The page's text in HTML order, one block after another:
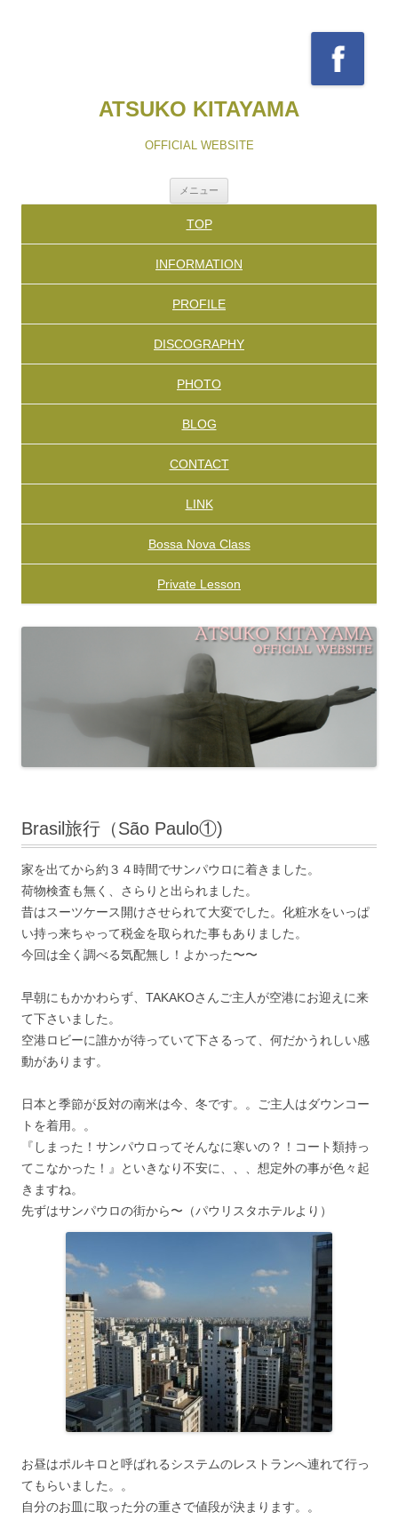
ATSUKO KITAYAMA
OFFICIAL WEBSITE
メニュー
ツ
ス
キ
TOP
INFORMATION
PROFILE
DISCOGRAPHY
PHOTO
BLOG
CONTACT
LINK
Bossa Nova Class
Private Lesson
Brasil旅行（São Paulo①)
家を出てから約３４時間でサンパウロに着きました。
荷物検査も無く、さらりと出られました。
昔はスーツケース開けさせられて大変でした。化粧水をいっぱ
い持っ来ちゃって税金を取られた事もありました。
今回は全く調べる気配無し！よかった〜〜
早朝にもかかわらず、TAKAKOさんご主人が空港にお迎えに来
て下さいました。
空港ロビーに誰かが待っていて下さるって、何だかうれしい感
動があります。
日本と季節が反対の南米は今、冬です。。ご主人はダウンコー
トを着用。。
『しまった！サンパウロってそんなに寒いの？！コート類持っ
てこなかった！』といきなり不安に、、、想定外の事が色々起
きますね。
先ずはサンパウロの街から〜（パウリスタホテルより）
お昼はポルキロと呼ばれるシステムのレストランへ連れて行っ
てもらいました。。
自分のお皿に取った分の重さで値段が決まります。。